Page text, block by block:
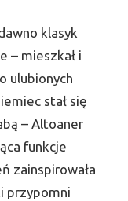
klasyk
– mieszkał i
ulubionych
stał się
– Altoaner
funkcje
zainspirowała
przypomni